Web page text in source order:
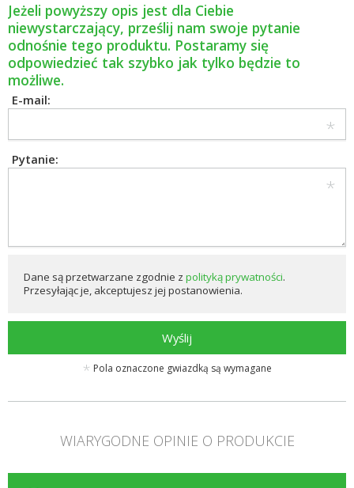
Jeżeli powyższy opis jest dla Ciebie
niewystarczający, prześlij nam swoje pytanie
odnośnie tego produktu. Postaramy się
odpowiedzieć tak szybko jak tylko będzie to
możliwe.
E-mail:
Pytanie:
Dane są przetwarzane zgodnie z polityką prywatności.
Przesyłając je, akceptujesz jej postanowienia.
Wyślij
Pola oznaczone gwiazdką są wymagane
WIARYGODNE OPINIE O PRODUKCIE